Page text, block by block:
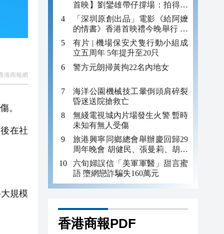
港商報網
。
在社
規模
首映】劉鑾雄帶仔撐場：拍得好
正 值得睇
「深圳原創出品」電影《給阿嬤
的情書》香港首映禮今晚舉行 電
影主演導演亮相
有片 | 機場保安犬隻行動小組成
立五周年 5年提升至20只
警方元朗掃黃拘22名內地女
海洋公園機械技工暈倒頭肩碎裂
昏迷送院搶救亡
無綫電視城內片場發生火警 暫時
未知有無人受傷
旅港興寧同鄉總會舉辦慶回歸29
周年晚會 胡健民、張曼莉、胡啟
明、郭岸喆、余鵬春、吳漢良、
梁錫光等出席
六旬婦誤信「美軍軍醫」甜言蜜
語 墮網戀詐騙失160萬元
香港商報PDF